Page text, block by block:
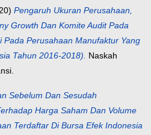
Pengaruh Ukuran Perusahaan,
Growth Dan Komite Audit Pada
Pada Perusahaan Manufaktur Yang
Tahun 2016-2018). Naskah
Sebelum Dan Sesudah
Harga Saham Dan Volume
Terdaftar Di Bursa Efek Indonesia